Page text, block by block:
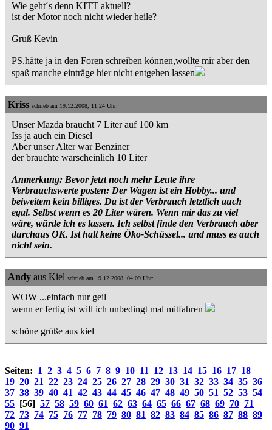
Wie geht´s denn KITT aktuell?
ist der Motor noch nicht wieder heile?
Gruß Kevin
PS.hätte ja in den Foren schreiben können,wollte mir aber den
spaß manche einträge hier nicht entgehen lassen
Kriss schrieb am 19.12.2008, 11:24 Uhr:
Unser Mazda braucht 7 Liter auf 100 km
Iss ja auch ein Diesel
Aber unser Alter war Benziner
der brauchte warscheinlich 10 Liter
Anmerkung: Bevor jetzt noch mehr Leute ihre
Verbrauchswerte posten: Der Wagen ist ein Hobby... und
beiweitem kein billiges. Da ist der Verbrauch letztlich auch
egal. Selbst wenn es 20 Liter wären. Wenn mir das zu viel
wäre, würde ich es lassen. Ich selbst finde den Verbrauch aber
durchaus OK. Ist halt keine Öko-Schüssel... und muss es auch
nicht sein.
Andy aus Kiel schrieb am 19.12.2008, 04:09 Uhr:
WOW ...einfach nur geil
wenn er fertig ist will ich unbedingt mal mitfahren
schöne grüße aus kiel
Seiten: 1 2 3 4 5 6 7 8 9 10 11 12 13 14 15 16 17 18
19 20 21 22 23 24 25 26 27 28 29 30 31 32 33 34 35 36
37 38 39 40 41 42 43 44 45 46 47 48 49 50 51 52 53 54
55 [56] 57 58 59 60 61 62 63 64 65 66 67 68 69 70 71
72 73 74 75 76 77 78 79 80 81 82 83 84 85 86 87 88 89
90 91